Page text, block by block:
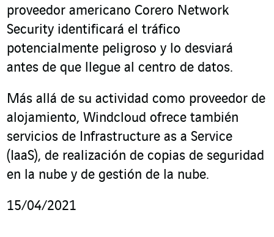
proveedor americano Corero Network
Security identificará el tráfico
potencialmente peligroso y lo desviará
antes de que llegue al centro de datos.
Más allá de su actividad como proveedor de
alojamiento, Windcloud ofrece también
servicios de Infrastructure as a Service
(IaaS), de realización de copias de seguridad
en la nube y de gestión de la nube.
15/04/2021